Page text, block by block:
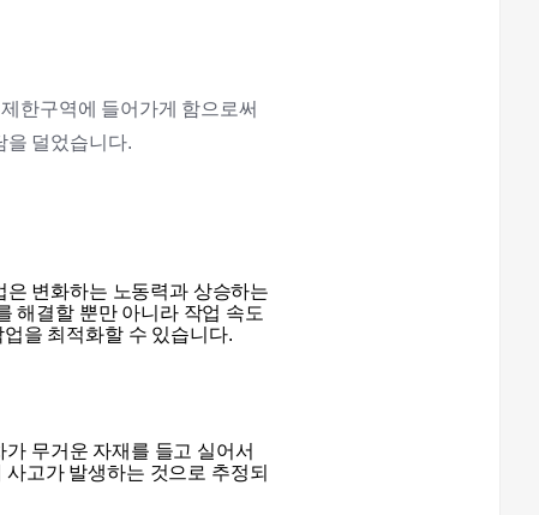
한구역에 들어가게 함으로써
을 덜었습니다.
변화하는 노동력과 상승하는
해결할 뿐만 아니라 작업 속도
을 최적화할 수 있습니다.
무거운 자재를 들고 실어서
고가 발생하는 것으로 추정되